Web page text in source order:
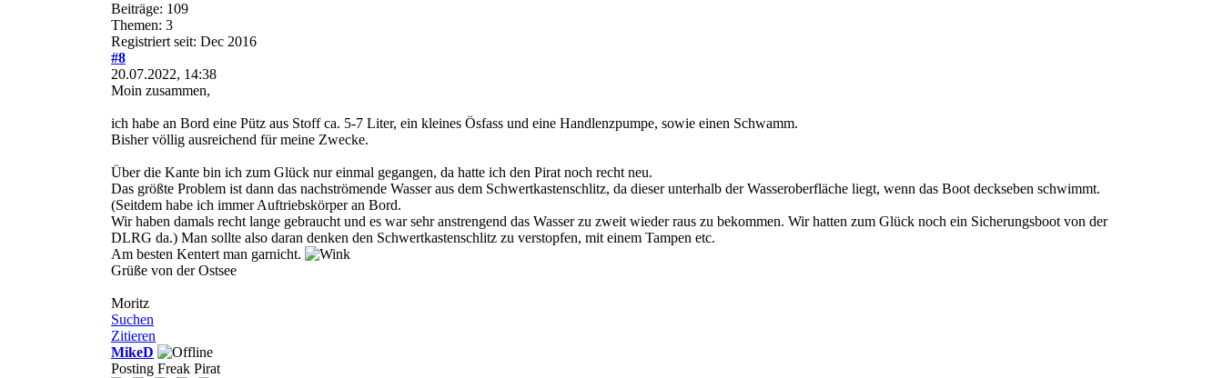
Beiträge: 109
Themen: 3
Registriert seit: Dec 2016
#8
20.07.2022, 14:38
Moin zusammen,
ich habe an Bord eine Pütz aus Stoff ca. 5-7 Liter, ein kleines Ösfass und eine Handlenzpumpe, sowie einen Schwamm.
Bisher völlig ausreichend für meine Zwecke.
Über die Kante bin ich zum Glück nur einmal gegangen, da hatte ich den Pirat noch recht neu.
Das größte Problem ist dann das nachströmende Wasser aus dem Schwertkastenschlitz, da dieser unterhalb der Wasseroberfläche liegt, wenn das Boot deckseben schwimmt.
(Seitdem habe ich immer Auftriebskörper an Bord.
Wir haben damals recht lange gebraucht und es war sehr anstrengend das Wasser zu zweit wieder raus zu bekommen. Wir hatten zum Glück noch ein Sicherungsboot von der
DLRG da.) Man sollte also daran denken den Schwertkastenschlitz zu verstopfen, mit einem Tampen etc.
Am besten Kentert man garnicht.
Grüße von der Ostsee
Moritz
Suchen
Zitieren
MikeD
Posting Freak Pirat